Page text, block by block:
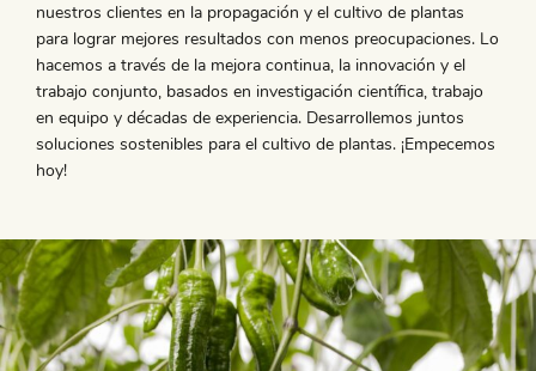
nuestros clientes en la propagación y el cultivo de plantas
para lograr mejores resultados con menos preocupaciones. Lo
hacemos a través de la mejora continua, la innovación y el
trabajo conjunto, basados en investigación científica, trabajo
en equipo y décadas de experiencia. Desarrollemos juntos
soluciones sostenibles para el cultivo de plantas. ¡Empecemos
hoy!